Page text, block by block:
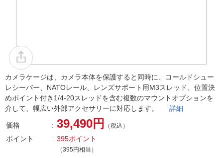
カメラケージは、カメラ本体を保護すると同時に、コールドシュー
レシーバー、NATOレール、レンズサポート用M3スレッド、位置決
めポイント付き1/4-20スレッドを含む複数のマウントオプションを
介して、幅広い外部アクセサリーに対応します。 詳細
価格 39,490円 （税込）
ポイント 395ポイント
（395円相当）